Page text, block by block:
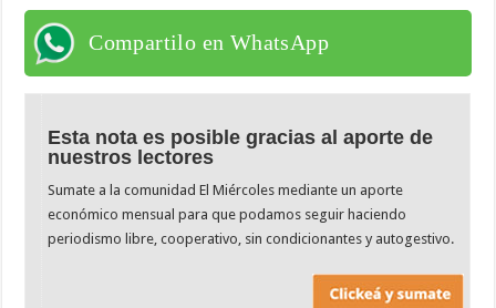
Compartilo en WhatsApp
Esta nota es posible gracias al aporte de
nuestros lectores
Sumate a la comunidad El Miércoles mediante un aporte
económico mensual para que podamos seguir haciendo
periodismo libre, cooperativo, sin condicionantes y autogestivo.